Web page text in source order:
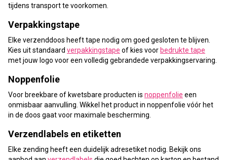
tijdens transport te voorkomen.
Verpakkingstape
Elke verzenddoos heeft tape nodig om goed gesloten te blijven.
Kies uit standaard verpakkingstape of kies voor bedrukte tape
met jouw logo voor een volledig gebrandede verpakkingservaring.
Noppenfolie
Voor breekbare of kwetsbare producten is noppenfolie een
onmisbaar aanvulling. Wikkel het product in noppenfolie vóór het
in de doos gaat voor maximale bescherming.
Verzendlabels en etiketten
Elke zending heeft een duidelijk adresetiket nodig. Bekijk ons